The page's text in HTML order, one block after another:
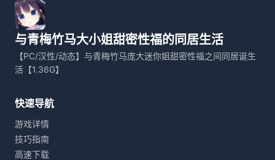
与青梅竹马大小姐甜密性福的同居生活
【PC/汉性/动态】与青梅竹马庞大迷你姐甜密性福之间同居诞生
活【1.36G】
快速导航
游戏详情
技巧指南
高速下载